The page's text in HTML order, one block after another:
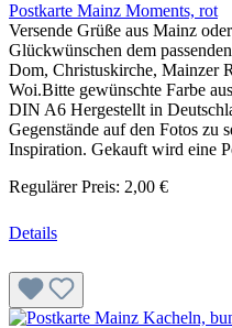
Postkarte Mainz Moments, rot
Versende Grüße aus Mainz
Glückwünschen dem
Dom, Christuskirche, Mainzer
Woi.Bitte gewünschte Farbe
DIN A6 Hergestellt in
Gegenstände auf den Fotos zu
Inspiration. Gekauft wird eine
Regulärer Preis: 2,00 €
Details